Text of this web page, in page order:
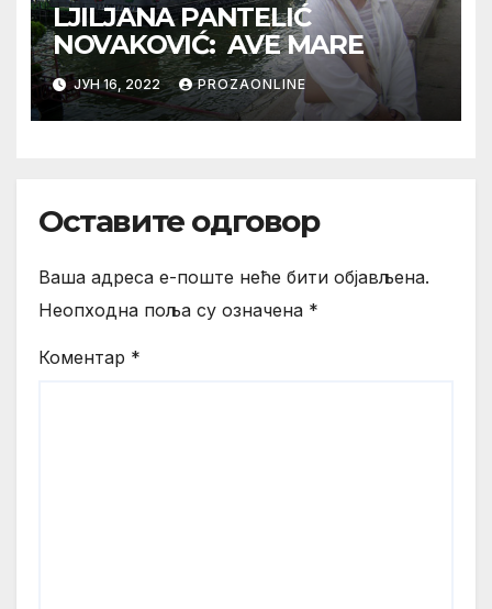
LJILJANA PANTELIĆ
NOVAKOVIĆ: AVE MARE
ЈУН 16, 2022 PROZAONLINE
Оставите одговор
Ваша адреса е-поште неће бити објављена.
Неопходна поља су означена *
Коментар *